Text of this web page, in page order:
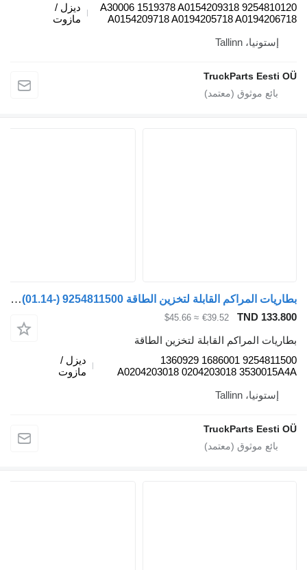
9254810120 A30006 1519378 A0154209318
A0154209718 A0194205718 A0194206718
ديزل /
مازوت
إستونيا، Tallinn
TruckParts Eesti OÜ
بطاريات المراكم القابلة لتخزين الطاقة WABCO XF106 (01.14-) 9254811500 لـ السيارات القاطرة DAF XF106 (2014-)
TND 133.800
€39.52
≈ $45.66
بطاريات المراكم القابلة لتخزين الطاقة
9254811500 1686001 1360929
A0204203018 0204203018 3530015A4A
ديزل /
مازوت
إستونيا، Tallinn
TruckParts Eesti OÜ